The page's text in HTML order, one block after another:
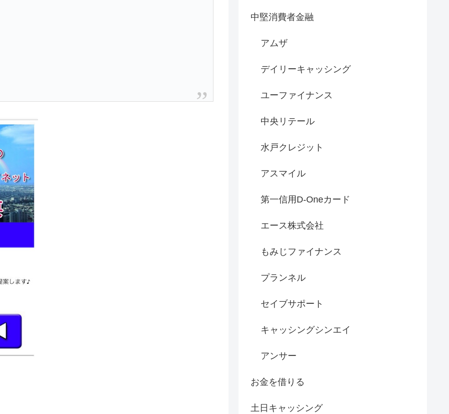
中堅消費者金融
アムザ
デイリーキャッシング
ユーファイナンス
中央リテール
水戸クレジット
アスマイル
第一信用D-Oneカード
エース株式会社
もみじファイナンス
プランネル
セイブサポート
キャッシングシンエイ
アンサー
お金を借りる
土日キャッシング